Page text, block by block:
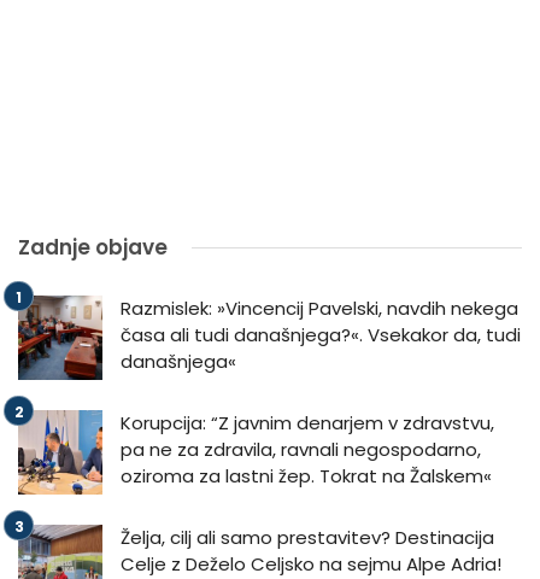
Zadnje objave
Razmislek: »Vincencij Pavelski, navdih nekega
časa ali tudi današnjega?«. Vsekakor da, tudi
današnjega«
Korupcija: “Z javnim denarjem v zdravstvu,
pa ne za zdravila, ravnali negospodarno,
oziroma za lastni žep. Tokrat na Žalskem«
Želja, cilj ali samo prestavitev? Destinacija
Celje z Deželo Celjsko na sejmu Alpe Adria!